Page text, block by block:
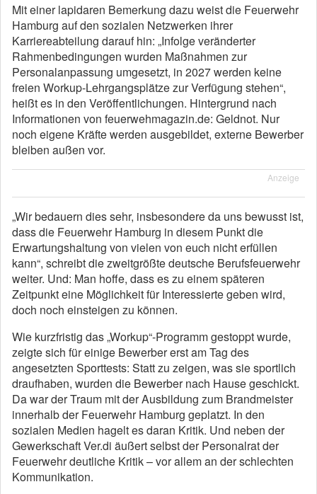
Mit einer lapidaren Bemerkung dazu weist die Feuerwehr
Hamburg auf den sozialen Netzwerken ihrer
Karriereabteilung darauf hin: „Infolge veränderter
Rahmenbedingungen wurden Maßnahmen zur
Personalanpassung umgesetzt, in 2027 werden keine
freien Workup-Lehrgangsplätze zur Verfügung stehen“,
heißt es in den Veröffentlichungen. Hintergrund nach
Informationen von feuerwehmagazin.de: Geldnot. Nur
noch eigene Kräfte werden ausgebildet, externe Bewerber
bleiben außen vor.
Anzeige
„Wir bedauern dies sehr, insbesondere da uns bewusst ist,
dass die Feuerwehr Hamburg in diesem Punkt die
Erwartungshaltung von vielen von euch nicht erfüllen
kann“, schreibt die zweitgrößte deutsche Berufsfeuerwehr
weiter. Und: Man hoffe, dass es zu einem späteren
Zeitpunkt eine Möglichkeit für Interessierte geben wird,
doch noch einsteigen zu können.
Wie kurzfristig das „Workup“-Programm gestoppt wurde,
zeigte sich für einige Bewerber erst am Tag des
angesetzten Sporttests: Statt zu zeigen, was sie sportlich
draufhaben, wurden die Bewerber nach Hause geschickt.
Da war der Traum mit der Ausbildung zum Brandmeister
innerhalb der Feuerwehr Hamburg geplatzt. In den
sozialen Medien hagelt es daran Kritik. Und neben der
Gewerkschaft Ver.di äußert selbst der Personalrat der
Feuerwehr deutliche Kritik – vor allem an der schlechten
Kommunikation.